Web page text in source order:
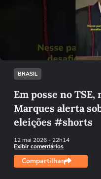
Não foi
Tentar
BRASIL
Em posse no
Marques alerta
eleições #shorts
12 mai 2026- 22h14
Exibir comentários
Compartilhar